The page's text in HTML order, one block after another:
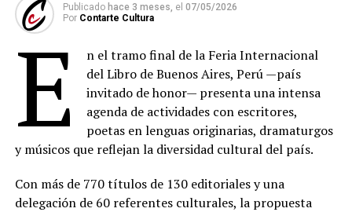
Publicado hace 3 meses, el 07/05/2026
Por Contarte Cultura
E
n el tramo final de la Feria Internacional
del Libro de Buenos Aires, Perú —país
invitado de honor— presenta una intensa
agenda de actividades con escritores,
poetas en lenguas originarias, dramaturgos
y músicos que reflejan la diversidad cultural del país.
Con más de 770 títulos de 130 editoriales y una
delegación de 60 referentes culturales, la propuesta